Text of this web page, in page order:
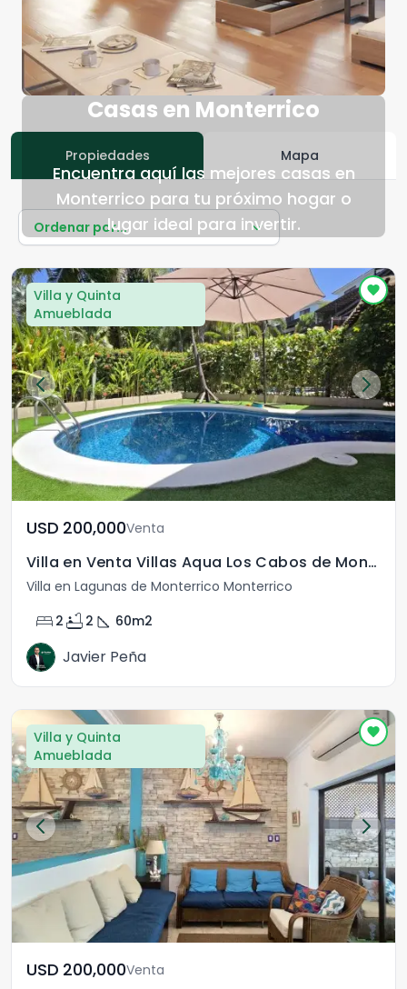
Casas en Monterrico
Encuentra aquí las mejores casas en
Monterrico para tu próximo hogar o
lugar ideal para invertir.
Propiedades Mapa
Ordenar por...
Villa y Quinta
Amueblada
USD	200,000Venta
Villa en Venta Villas Aqua Los Cabos de Monterrico
Villa en Lagunas de Monterrico Monterrico
bed 2 bathtub 2 square_foot 60m2
Javier Peña
Villa y Quinta
Amueblada
USD	200,000Venta